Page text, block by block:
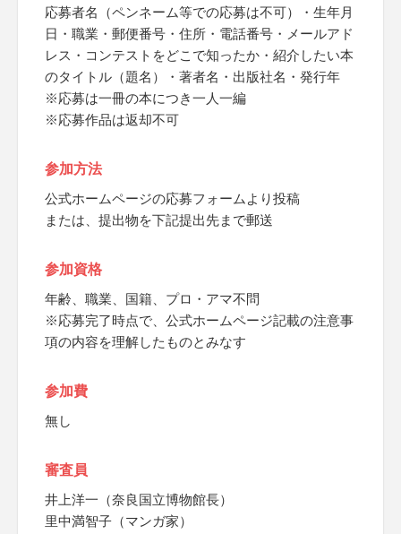
応募者名（ペンネーム等での応募は不可）・生年月
日・職業・郵便番号・住所・電話番号・メールアド
レス・コンテストをどこで知ったか・紹介したい本
のタイトル（題名）・著者名・出版社名・発行年
※応募は一冊の本につき一人一編
※応募作品は返却不可
参加方法
公式ホームページの応募フォームより投稿
または、提出物を下記提出先まで郵送
参加資格
年齢、職業、国籍、プロ・アマ不問
※応募完了時点で、公式ホームページ記載の注意事
項の内容を理解したものとみなす
参加費
無し
審査員
井上洋一（奈良国立博物館長）
里中満智子（マンガ家）